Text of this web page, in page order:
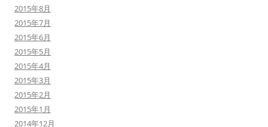
2015年8月
2015年7月
2015年6月
2015年5月
2015年4月
2015年3月
2015年2月
2015年1月
2014年12月